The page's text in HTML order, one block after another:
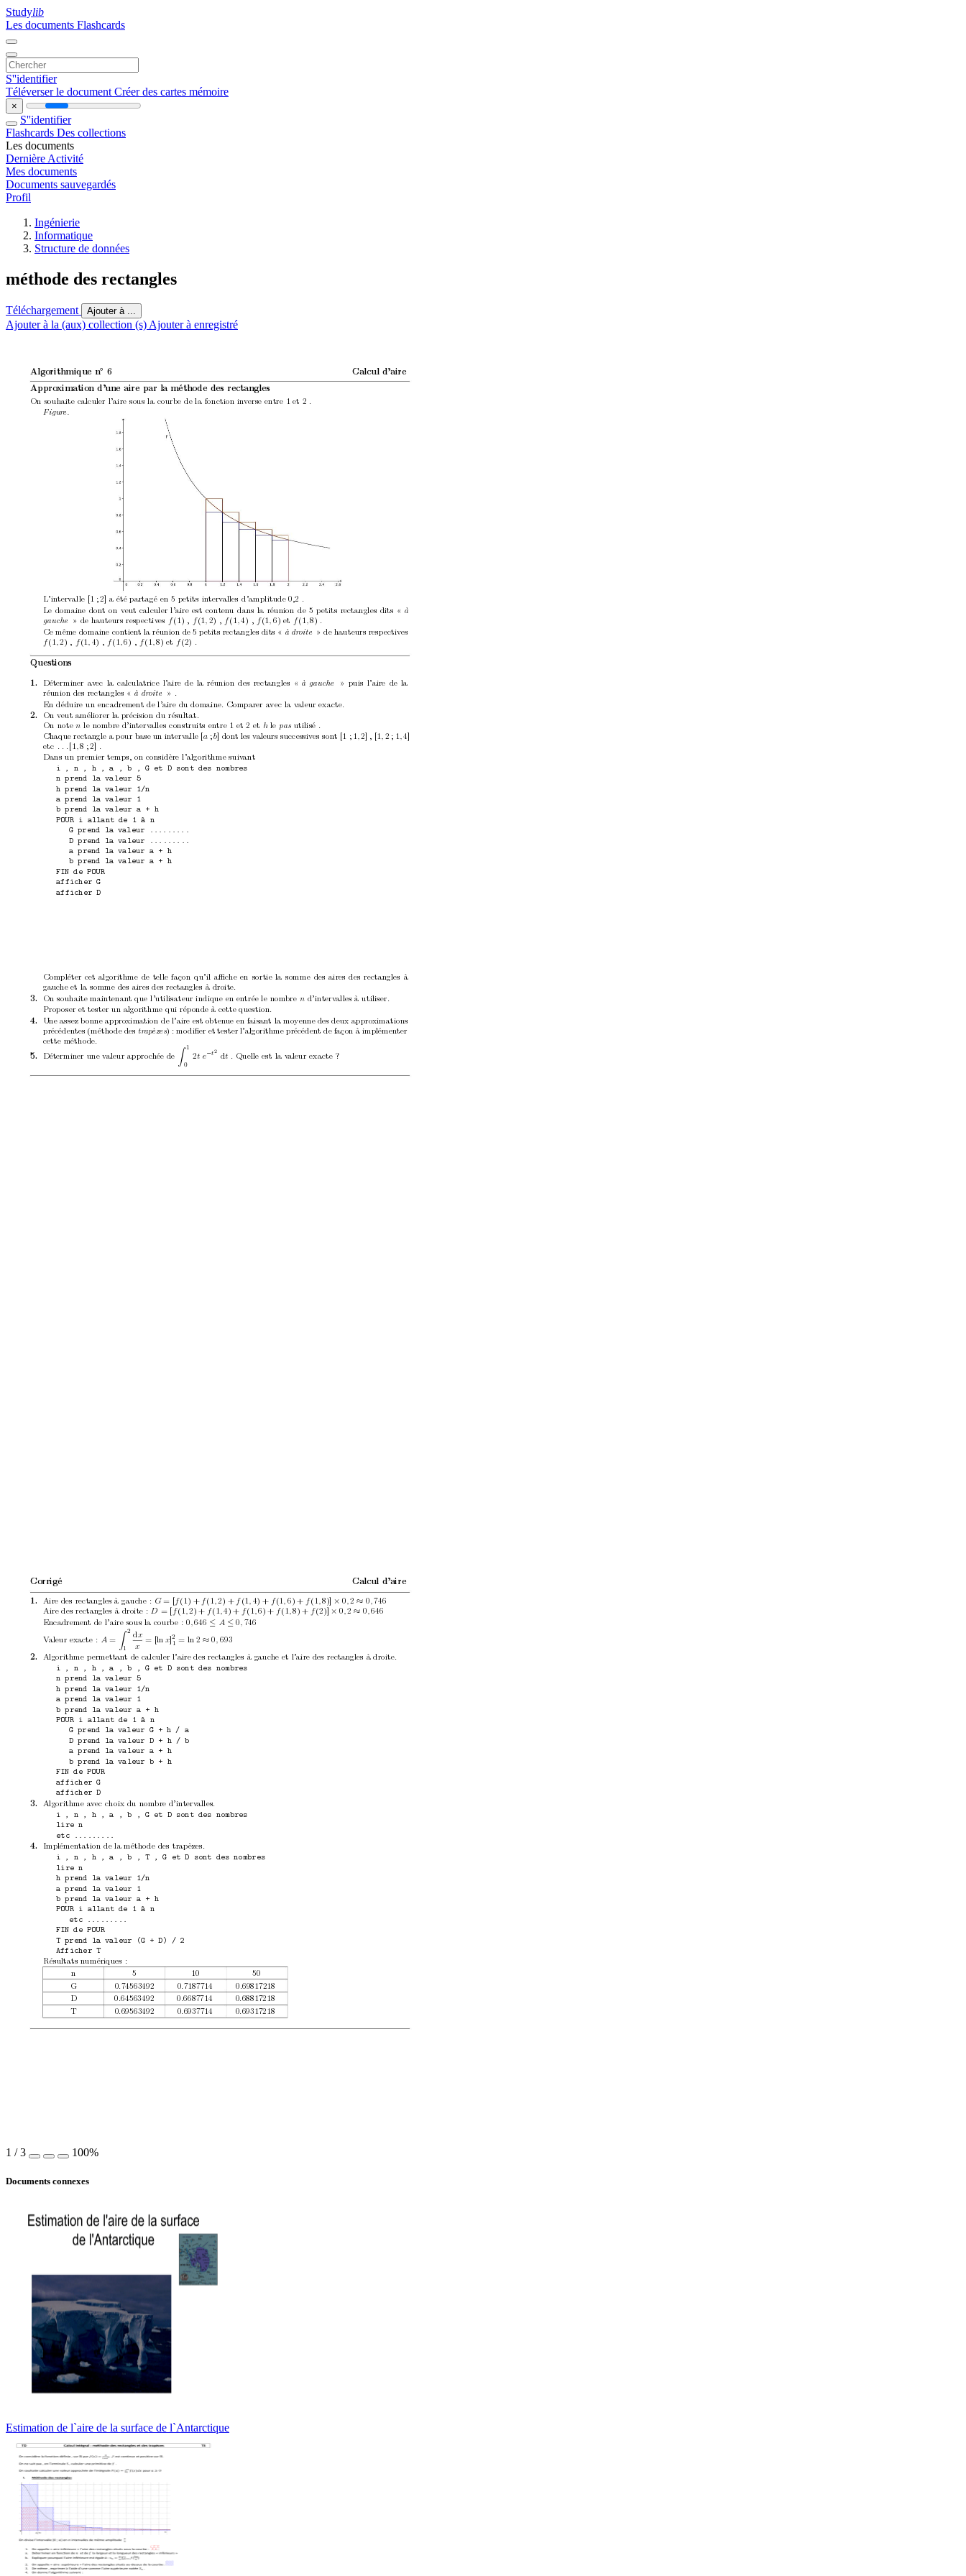
Studylib
Les documents Flashcards
S''identifier
Téléverser le document Créer des cartes mémoire
×
S''identifier
Flashcards Des collections
Les documents
Dernière Activité
Mes documents
Documents sauvegardés
Profil
Ingénierie
Informatique
Structure de données
méthode des rectangles
Téléchargement Ajouter à ...
Ajouter à la (aux) collection (s) Ajouter à enregistré
Algorithmique n◦ 6 Calcul d’aire
Approximation d’une aire par la méthode des rectangles
On souhaite calculer l’aire sous la courbe de la fonction inverse entre 1 et 2 .
Figure.
L’intervalle [1 ; 2] a été partagé en 5 petits intervalles d’amplitude 0,2 .
Le domaine dont on veut calculer l’aire est contenu dans la réunion de 5 petits rectangles dits « à
gauche
» de hauteurs respectives f(1) , f(1, 2) , f(1,4) , f(1, 6) et f(1,8) .
Ce même domaine contient la réunion de 5 petits rectangles dits « à droite » de hauteurs respectives
f(1 2) , f(1 4) , f(1 6) , f(1 8) et f(2) .
Questions
1. Déterminer avec la calculatrice l’aire de la réunion des rectangles « à gauche
» puis l’aire de la
réunion des rectangles « à droite
» .
En déduire un encadrement de l’aire du domaine. Comparer avec la valeur exacte.
2. On veut améliorer la précision du résultat.
On note nle nombre d’intervalles construits entre 1 et 2 et h le pas utilisé .
Chaque rectangle a pour base un intervalle a ;b] dont les valeurs successives sont [1 ; 1 2] , [1 2 ; 1 4]
etc . . . [1,8 ; 2]
.
Dans un premier temps, on considère l’algorithme suivant
i , n , h , a , b , G et D sont des nombres
n prend la valeur 5
h prend la valeur 1/n
a prend la valeur 1
b prend la valeur a + h
POUR i allant de 1 à n
G prend la valeur .........
D prend la valeur .........
a prend la valeur a + h
b prend la valeur a + h
FIN de POUR
afficher G
afficher D
Compléter cet algorithme de telle façon qu’il aﬃche en sortie la somme des aires des rectangles à
gauche et la somme des aires des rectangles à droite.
3. On souhaite maintenant que l’utilisateur indique en entrée le nombre n d’intervalles à utiliser.
Proposer et tester un algorithme qui réponde à cette question.
4. Une assez bonne approximation de l’aire est obtenue en faisant la moyenne des deux approximations
précédentes (méthode des trapèzes) : modiﬁer et tester l’algorithme précédent de façon à implémenter
cette méthode.
5. Déterminer une valeur approchée de Z 1
0
2t e −t
2
dt . Quelle est la valeur exacte ?
Corrigé Calcul d’aire
1. Aire des rectangles à gauche : G= [ f(1) + f(1,2) + f(1, 4) + f(1, 6) + f(1,8)] × 0,2≈ 0,746
Aire des rectangles à droite : D = [ f(1,2) + f(1,4) + f(1,6) + f(1,8) + f(2)] × 0,2 ≈ 0,646
Encadrement de l’aire sous la courbe : 0 646 ≤ A ≤ 0 746
Valeur exacte : A = Z 2 d x
x
= [ln x ]2
1= ln 2 ≈0, 693
2. Algorithme permettant de calculer l’aire des rectangles à gauche et l’aire des rectangles à droite.
i , n , h , a , b , G et D sont des nombres
n prend la valeur 5
h prend la valeur 1/n
a prend la valeur 1
b prend la valeur a + h
POUR i allant de 1 à n
G prend la valeur G + h / a
D prend la valeur D + h / b
a prend la valeur a + h
b prend la valeur b + h
FIN de POUR
afficher G
afficher D
3.
Algorithme avec choix du nombre d’intervalles.
i , n , h , a , b , G et D sont des nombres
lire n
etc .........
4.
Implémentation de la méthode des trapèzes.
i , n , h , a , b , T , G et D sont des nombres
lire n
h prend la valeur 1/n
a prend la valeur 1
b prend la valeur a + h
POUR i allant de 1 à n
etc .........
FIN de POUR
T prend la valeur (G + D) / 2
Afficher T
Résultats numériques :
n
5
10 50
G
0.74563492 0.7187714 0.69817218
D
0.64563492 0.6687714 0.68817218
T
0.69563492 0.6937714 0.69317218
1 /3 100%
Documents connexes
Estimation de l`aire de la surface de l`Antarctique